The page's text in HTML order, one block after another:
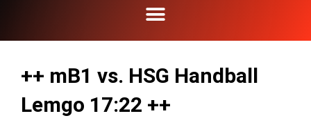
++ mB1 vs. HSG Handball
Lemgo 17:22 ++